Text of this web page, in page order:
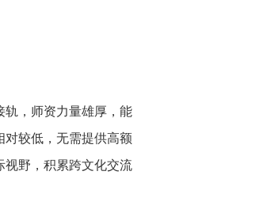
轨，师资力量雄厚，能
对较低，无需提供高额
视野，积累跨文化交流